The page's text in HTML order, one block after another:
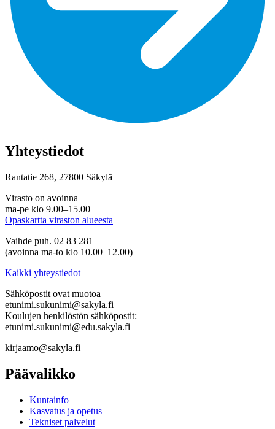
Yhteystiedot
Rantatie 268, 27800 Säkylä
Virasto on avoinna
ma-pe klo 9.00–15.00
Opaskartta viraston alueesta
Vaihde puh. 02 83 281
(avoinna ma-to klo 10.00–12.00)
Kaikki yhteystiedot
Sähköpostit ovat muotoa
etunimi.sukunimi@sakyla.fi
Koulujen henkilöstön sähköpostit:
etunimi.sukunimi@edu.sakyla.fi
kirjaamo@sakyla.fi
Päävalikko
Kunta­info
Kasvatus ja opetus
Tekniset palvelut